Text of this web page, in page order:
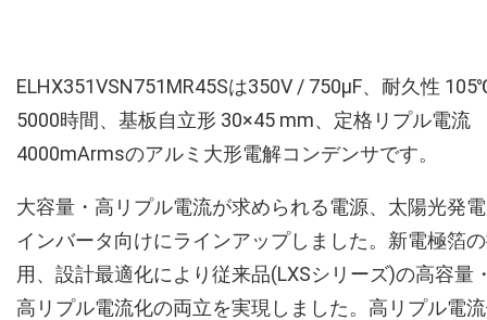
ELHX351VSN751MR45Sは350V / 750µF、耐久性
5000時間、基板自立形 30×45 mm、定格リプル電流
4000mArmsのアルミ大形電解コンデンサです。
大容量・高リプル電流が求められる電源、太陽光発
インバータ向けにラインアップしました。新電極箔
用、設計最適化により従来品(LXSシリーズ)の高容量
高リプル電流化の両立を実現しました。高リプル電